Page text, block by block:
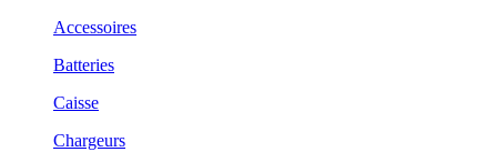
Accessoires
Batteries
Caisse
Chargeurs